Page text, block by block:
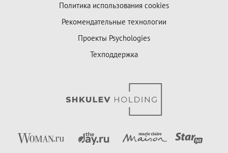
Политика использования cookies
Рекомендательные технологии
Проекты Psychologies
Техподдержка